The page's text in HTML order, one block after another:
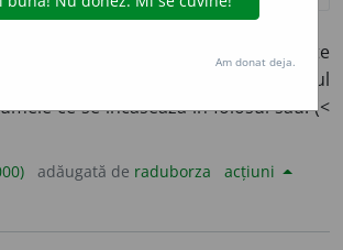
deschis de o bancă din străinătate
său dintr-o altă țară, cu scopul
ce se încasează în folosul său. (<
adăugată de raduborza acțiuni
Am donat deja.